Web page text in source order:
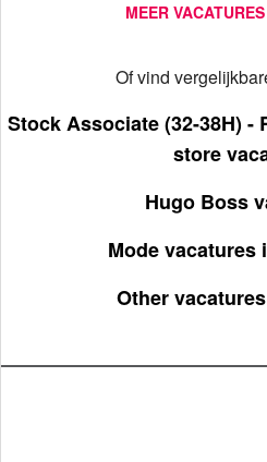
MEER
Of vind
Stock Associate (32-38H) -
store
Hugo Boss
Mode vacatures
Other